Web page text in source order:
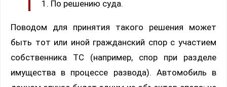
По решению суда.
Поводом для принятия такого решения может
быть тот или иной гражданский спор с участием
собственника ТС (например, спор при разделе
имущества в процессе развода). Автомобиль в